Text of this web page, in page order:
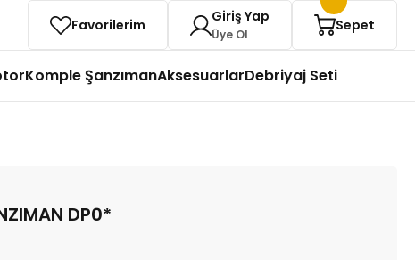
Favorilerim Giriş Yap
Üye Ol
Sepet
Komple ŞanzımanAksesuarlarDebriyaj Seti
DP0*